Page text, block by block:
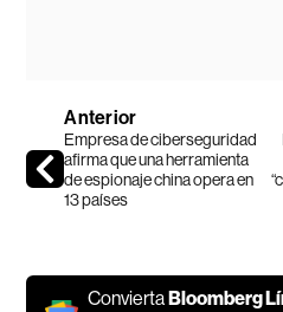
Anterior
Empresa de ciberseguridad
afirma que una herramienta
de espionaje china opera en
13 países
Convierta Bloomberg